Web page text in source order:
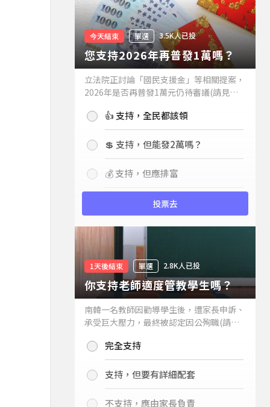
今天結束 單選 3.5K人已投
您支持2026年再普發1萬嗎？
立法院正討論「國民支援金」等相關提案，
2026年是否再普發1萬元仍待審議(請見下
持嗎？👍 支持，全民都該領
💲 支持，但能發2萬嗎？
💰 支持，但應排富
投票去
1天後結束 單選 2.8K人已投
你支持老師適度管教學生嗎？
南韓一名教師因勸導學生後，遭家長申訴、
承受巨大壓力，最終被認定因公殉職(請見
你支持老師適度管教學生嗎？
完全支持
支持，但要有詳細配套
不支持，應由家長負責